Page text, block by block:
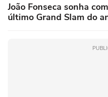
João Fonseca sonha
último Grand Slam do